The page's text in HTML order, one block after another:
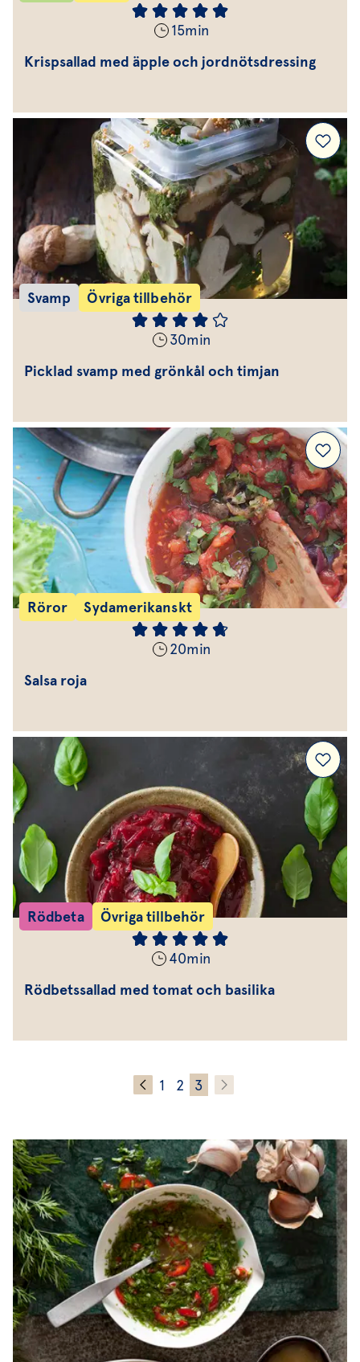
15min
Krispsallad med äpple och jordnötsdressing
Svamp Övriga tillbehör
30min
Picklad svamp med grönkål och timjan
Röror Sydamerikanskt
20min
Salsa roja
Rödbeta Övriga tillbehör
40min
Rödbetssallad med tomat och basilika
1 2 3